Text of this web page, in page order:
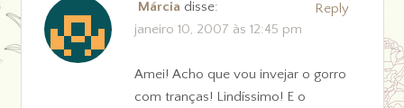
Márcia disse:
janeiro 10, 2007 às 12:45 pm
Amei! Acho que vou invejar o gorro
com tranças! Lindíssimo! E o
Reply